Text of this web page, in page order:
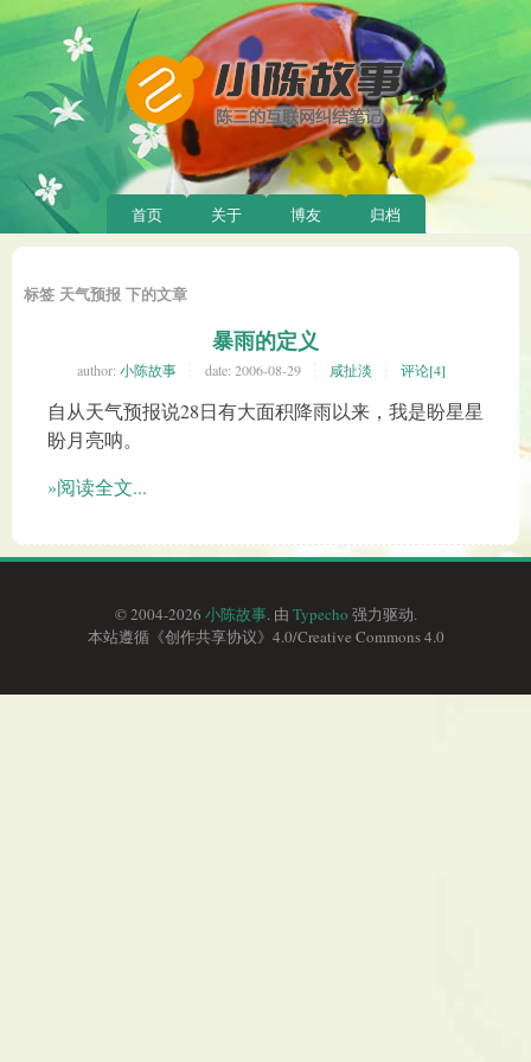
首页 关于 博友 归档
标签 天气预报 下的文章
暴雨的定义
author: 小陈故事 date: 2006-08-29 咸扯淡 评论[4]
自从天气预报说28日有大面积降雨以来，我是盼星星
盼月亮呐。
»阅读全文...
© 2004-2026 小陈故事. 由 Typecho 强力驱动.
本站遵循《创作共享协议》4.0/Creative Commons 4.0